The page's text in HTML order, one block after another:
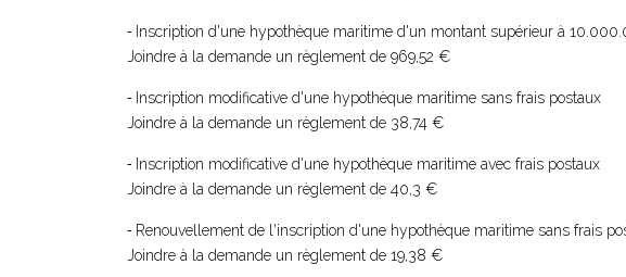
- Inscription d'une hypothèque maritime d'un montant supérieur à
Joindre à la demande un règlement de 969,52 €
- Inscription modificative d'une hypothèque maritime sans frais postaux
Joindre à la demande un règlement de 38,74 €
- Inscription modificative d'une hypothèque maritime avec frais postaux
Joindre à la demande un règlement de 40,3 €
- Renouvellement de l'inscription d'une hypothèque maritime sans frais
Joindre à la demande un règlement de 19,38 €